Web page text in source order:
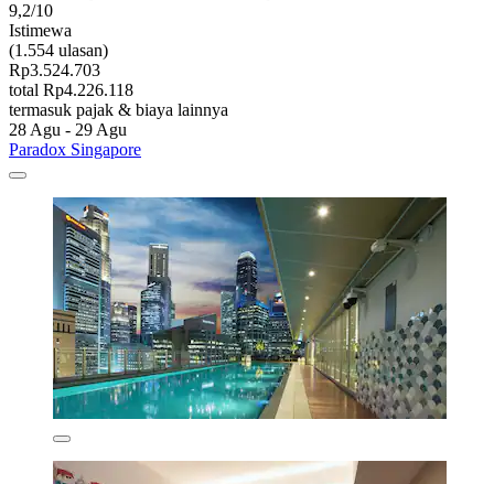
9,2/10
Istimewa
(1.554 ulasan)
Rp3.524.703
total Rp4.226.118
termasuk pajak & biaya lainnya
28 Agu - 29 Agu
Paradox Singapore